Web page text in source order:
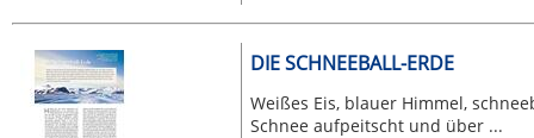
DIE SCHNEEBALL-ERDE
Weißes Eis, blauer Himmel,
Schnee aufpeitscht und über ...